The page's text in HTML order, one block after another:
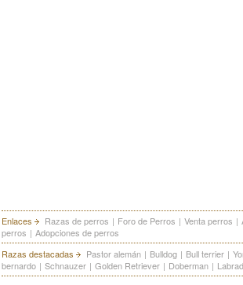
Enlaces Razas de perros | Foro de Perros | Venta perros |
perros | Adopciones de perros
Razas destacadas
Pastor alemán | Bulldog | Bull terrier |
bernardo | Schnauzer | Golden Retriever | Doberman |